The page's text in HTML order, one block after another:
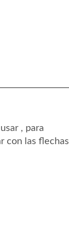
, para
con las flechas